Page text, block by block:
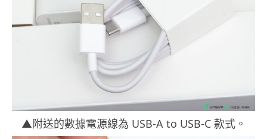
▲附送的數據電源線為 USB-A to USB-C 款式。